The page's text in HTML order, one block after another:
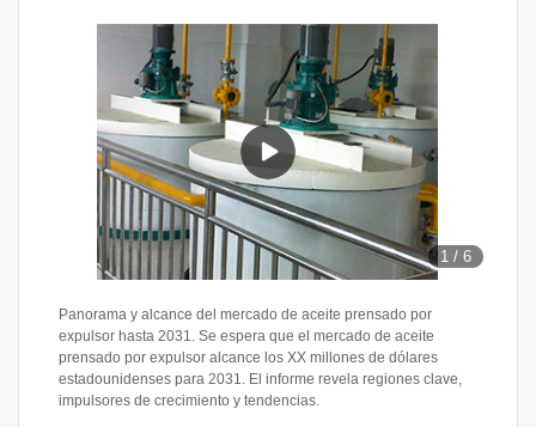
1 /6
Panorama y alcance del mercado de aceite prensado por
expulsor hasta 2031. Se espera que el mercado de aceite
prensado por expulsor alcance los XX millones de dólares
estadounidenses para 2031. El informe revela regiones clave,
impulsores de crecimiento y tendencias.